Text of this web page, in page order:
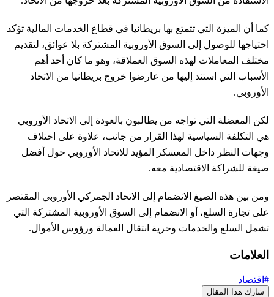
كما أن الميزة التي تتمتع بها بريطانيا في قطاع الخدمات المالية تؤكد
احتياجها للوصول إلى السوق الأوروبية المشتركة بلا عوائق، لتقديم
مختلف المعاملات لهذه السوق العملاقة، وهو ما كان أحد أهم
الأسباب التي استند إليها من عارضوا خروج بريطانيا من الاتحاد
الأوروبي.
لكن المعضلة التي تواجه من يطالبون بالعودة إلى الاتحاد الأوروبي
هي التكلفة السياسية لهذا القرار من جانب، علاوة على اختلاف
وجهات النظر داخل المعسكر المؤيد للاتحاد الأوروبي حول أفضل
صيغة للشراكة الاقتصادية معه.
ومن بين هذه الصيغ الانضمام إلى الاتحاد الجمركي الأوروبي المقتصر
على تجارة السلع، أو الانضمام إلى السوق الأوروبية المشتركة التي
تشمل السلع والخدمات وحرية انتقال العمالة ورؤوس الأموال.
العلامات
#اقتصاد
شارك هذا المقال